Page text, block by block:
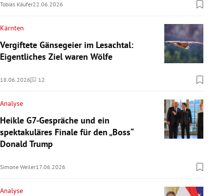
Tobias Käufer22.06.2026
Kärnten
Vergiftete Gänsegeier im Lesachtal:
Eigentliches Ziel waren Wölfe
18.06.2026 12
Kommentare
Analyse
Heikle G7-Gespräche und ein
spektakuläres Finale für den „Boss“
Donald Trump
Simone Weiler17.06.2026
Analyse